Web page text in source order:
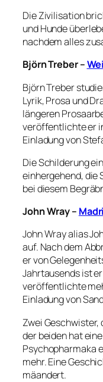
Die Zivilisation
und Hunde
nachdem alles
Björn Treber –
Björn Treber
Lyrik, Prosa und
längeren
veröffentlichte er
Einladung von
Die Schilderung
einhergehend, die
bei diesem
John Wray –
John Wray alias
auf. Nach dem
er von
Jahrtausends ist
veröffentlichte
Einladung von
Zwei Geschwister,
der beiden hat
Psychopharmaka
mehr. Eine
mäandert.